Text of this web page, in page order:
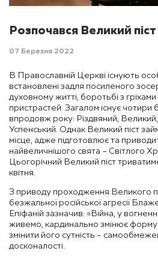
Розпочався Великий піст
07 Березня 2022
В Православній Церкві існують
встановлені задля посиленого
духовному житті, боротьбі з
пристрастей. Загалом існує чотири
впродовж року: Різдвяний,
Успенський. Однак Великий піст
місце, адже підготовлює та
найвеличнішого свята – Світлого
Цьогорічний Великий піст
квітня.
З приводу проходження Великого
безжальної російської агресії
Епіфаній зазначив: «Війна, у
живемо, кардинально змінює
змінити його сутність –
досконалості.